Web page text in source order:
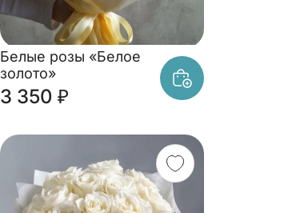
Белые розы «Белое
золото»
3 350 ₽